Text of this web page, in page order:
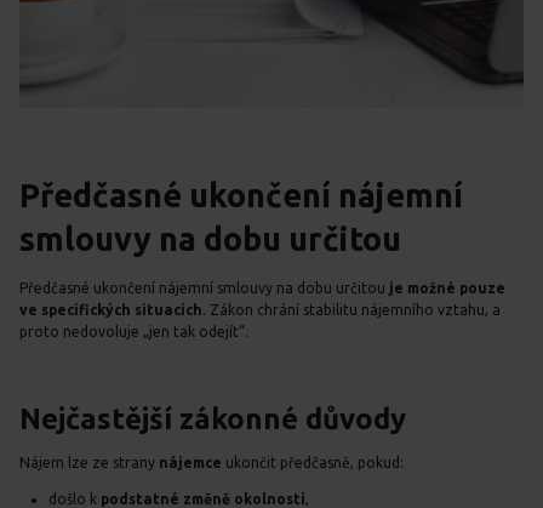
Předčasné ukončení nájemní
smlouvy na dobu určitou
Předčasné ukončení nájemní smlouvy na dobu určitou je možné pouze
ve specifických situacích. Zákon chrání stabilitu nájemního vztahu, a
proto nedovoluje „jen tak odejít“.
Nejčastější zákonné důvody
Nájem lze ze strany nájemce ukončit předčasně, pokud:
došlo k podstatné změně okolností,